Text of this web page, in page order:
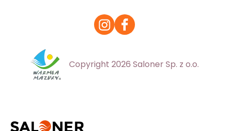
Copyright 2026 Saloner Sp. z o.o.